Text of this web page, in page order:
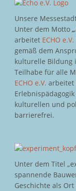
Unsere
Unter dem Motto
arbeitet ECHO e.V.
gemäß dem
kulturelle Bildung
Teilhabe für alle
ECHO e.V. arbeitet
kulturellen und
barrierefrei.
Unter dem Titel
spannende
Geschichte als